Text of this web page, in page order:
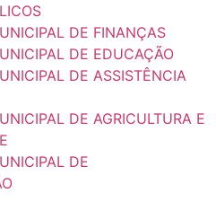
DE FINANÇAS
DE EDUCAÇÃO
DE ASSISTÊNCIA
DE AGRICULTURA E
DE